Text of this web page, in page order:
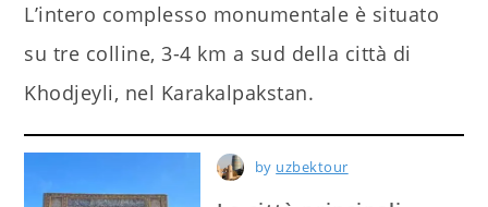
L’intero complesso monumentale è situato
su tre colline, 3-4 km a sud della città di
Khodjeyli, nel Karakalpakstan.
by uzbektour